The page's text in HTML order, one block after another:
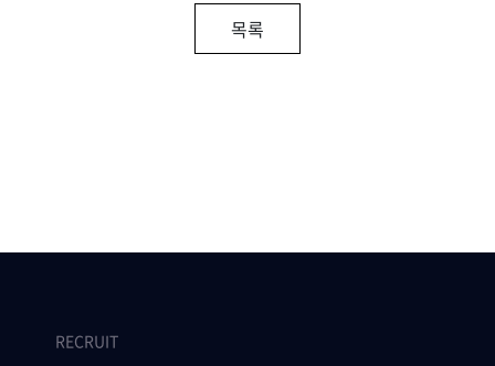
목록
RECRUIT